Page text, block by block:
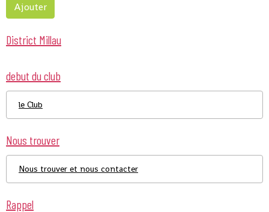
Ajouter
District Millau
debut du club
le Club
Nous trouver
Nous trouver et nous contacter
Rappel